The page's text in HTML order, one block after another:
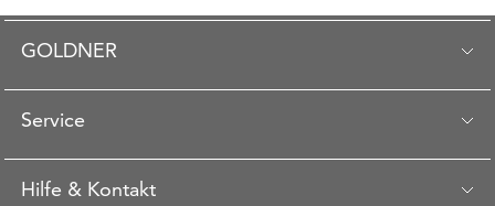
GOLDNER
Service
Hilfe & Kontakt